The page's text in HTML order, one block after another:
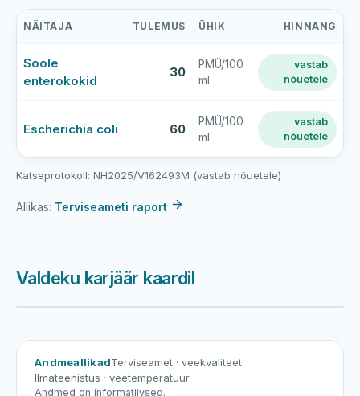
karjääri
viimase
mõõtmistulemused
NÄITAJA TULEMUS ÜHIK HINNANG
Soole
enterokokid
30
PMÜ/100
ml
vastab
nõuetele
Escherichia coli 60
PMÜ/100
ml
vastab
nõuetele
Katseprotokoll: NH2025/V162493M (vastab nõuetele)
Allikas: Terviseameti raport
Valdeku karjäär kaardil
AndmeallikadTerviseamet · veekvaliteet
Ilmateenistus · veetemperatuur
Andmed on informatiivsed.